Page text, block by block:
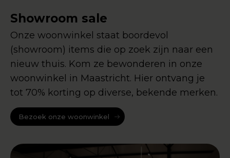
Showroom sale
Onze woonwinkel staat boordevol
(showroom) items die op zoek zijn naar een
nieuw thuis. Kom ze bewonderen in onze
woonwinkel in Maastricht. Hier ontvang je
tot 70% korting op diverse, bekende merken.
Bezoek onze woonwinkel